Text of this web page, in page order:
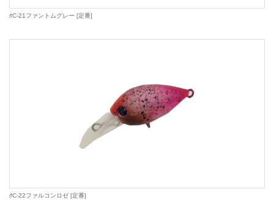
♯C-21ファントムグレー [定番]
♯C-22ファルコンロゼ [定番]